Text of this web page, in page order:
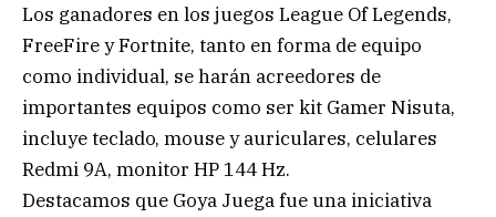
Los ganadores en los juegos League Of Legends,
FreeFire y Fortnite, tanto en forma de equipo
como individual, se harán acreedores de
importantes equipos como ser kit Gamer Nisuta,
incluye teclado, mouse y auriculares, celulares
Redmi 9A, monitor HP 144 Hz.
Destacamos que Goya Juega fue una iniciativa